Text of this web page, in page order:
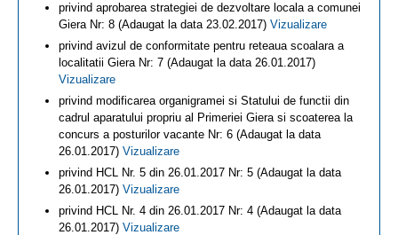
privind aprobarea strategiei de dezvoltare locala a comunei
Giera Nr: 8 (Adaugat la data 23.02.2017) Vizualizare
privind avizul de conformitate pentru reteaua scoalara a
localitatii Giera Nr: 7 (Adaugat la data 26.01.2017)
Vizualizare
privind modificarea organigramei si Statului de functii din
cadrul aparatului propriu al Primeriei Giera si scoaterea la
concurs a posturilor vacante Nr: 6 (Adaugat la data
26.01.2017) Vizualizare
privind HCL Nr. 5 din 26.01.2017 Nr: 5 (Adaugat la data
26.01.2017) Vizualizare
privind HCL Nr. 4 din 26.01.2017 Nr: 4 (Adaugat la data
26.01.2017) Vizualizare